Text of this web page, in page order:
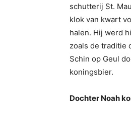
schutterij St.
klok van kwart
halen. Hij werd
zoals de traditie
Schin op Geul
koningsbier.
Dochter Noah